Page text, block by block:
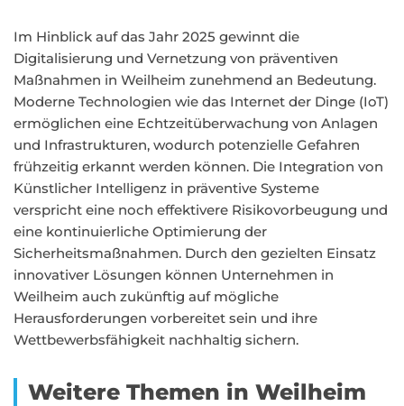
Im Hinblick auf das Jahr 2025 gewinnt die
Digitalisierung und Vernetzung von präventiven
Maßnahmen in Weilheim zunehmend an Bedeutung.
Moderne Technologien wie das Internet der Dinge (IoT)
ermöglichen eine Echtzeitüberwachung von Anlagen
und Infrastrukturen, wodurch potenzielle Gefahren
frühzeitig erkannt werden können. Die Integration von
Künstlicher Intelligenz in präventive Systeme
verspricht eine noch effektivere Risikovorbeugung und
eine kontinuierliche Optimierung der
Sicherheitsmaßnahmen. Durch den gezielten Einsatz
innovativer Lösungen können Unternehmen in
Weilheim auch zukünftig auf mögliche
Herausforderungen vorbereitet sein und ihre
Wettbewerbsfähigkeit nachhaltig sichern.
Weitere Themen in Weilheim